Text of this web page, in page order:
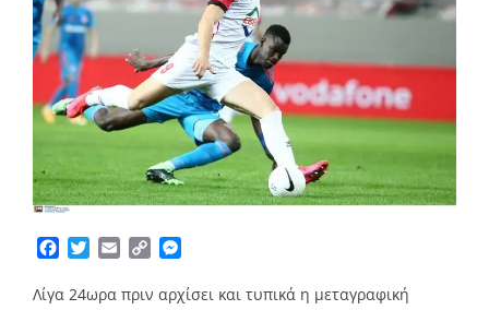
Facebook
TwitterEmailCopy
Λίγα 24ωρα πριν αρχίσει και τυπικά η μεταγραφική